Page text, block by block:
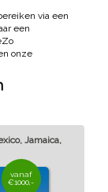
via een
een
onze
Jamaica,
vanaf
€1000,-